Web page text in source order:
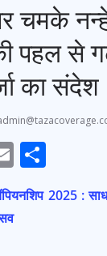
चमके
पहल से
का संदेश
E
m
ai ar
2025 :